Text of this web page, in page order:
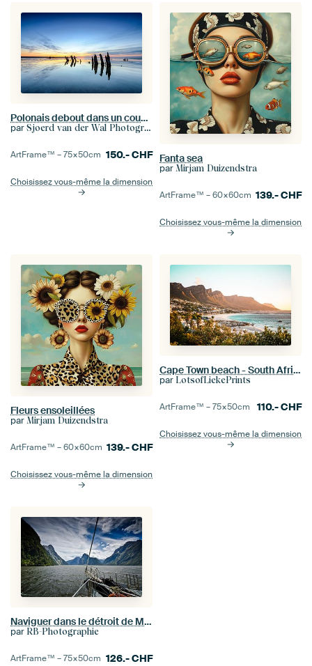
Polonais debout dans un coucher de soleil coloré
par Sjoerd van der Wal Photographie
ArtFrame™ –75×50cm 150.-CHF
Choisissez vous-même la dimension
Fanta sea
par Mirjam Duizendstra
ArtFrame™ –60×60cm 139.-CHF
Choisissez vous-même la dimension
Fleurs ensoleillées
par Mirjam Duizendstra
ArtFrame™ –60×60cm 139.-CHF
Choisissez vous-même la dimension
Cape Town beach - South Africa colourful sunrise photo print - travel photography
par LotsofLiekePrints
ArtFrame™ –75×50cm 110.-CHF
Choisissez vous-même la dimension
Naviguer dans le détroit de Milford - Nouvelle-Zélande
par RB-Photographie
ArtFrame™ –75×50cm 126.-CHF